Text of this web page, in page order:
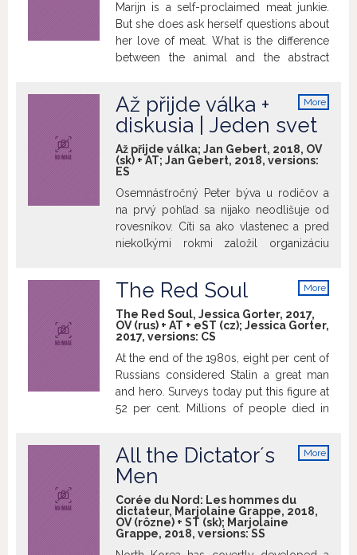
the police will preventively evaluate them
as likely criminals or potential victims of
a crime. But are 21st-century
technologies really protecting us against
Marijn is a self-proclaimed meat junkie.
But she does ask herself questions about
her love of meat. What is the difference
between the animal and the abstract
difficult than expected. Marijn tries to get
rid of her meat addiction and goes in
personal and enlightening quest she
uses a variety of methods. She takes on
an internship at a cattle slaughterhouse,
visits a poultry farm, talks to a
psychologist and meets with a
handsome chef. Her research leads to
More
info
Až přijde válka +
diskusia | Jeden svet
Až přijde válka; Jan Gebert, 2018, OV
(sk) + AT; Jan Gebert, 2018, versions:
ES
Osemnásťročný Peter býva u rodičov a
na prvý pohľad sa nijako neodlišuje od
rovesníkov. Cíti sa ako vlastenec a pred
niekoľkými rokmi založil organizáciu
slovenských lesov prešlo vyše dvesto
mladých mužov, ktorí hľadajú vedenie
a vlastnú identitu. V maskáčoch
a s maketami samopalov sa podrobujú
jeho autoritatívnym sklonom. Peter verí,
že jeho organizácia má budúcnosť,
a plánuje jedného dňa odložiť uniformu
a osloviť masy ako politik. Film
More
The Red Soul
The Red Soul, Jessica Gorter, 2017,
OV (rus) + AT + eST (cz); Jessica Gorter,
2017, versions: CS
At the end of the 1980s, eight per cent of
Russians considered Stalin a great man
and hero. Surveys today put this figure at
52 per cent. Millions of people died in
Russian society there is a tendency to
downplay the horrific side of Stalinʼs rule
Dutch filmmaker Jessica Gorter travelled
to Russia on behalf of the people whose
families were affected by Stalinʼs terror,
More
All the Dictatorʼs
Men
Corée du Nord: Les hommes du
dictateur, Marjolaine Grappe, 2018,
OV (rôzne) + ST (sk); Marjolaine
Grappe, 2018, versions: SS